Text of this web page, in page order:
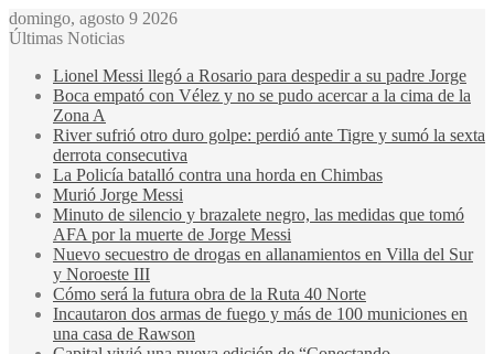
domingo, agosto 9 2026
Últimas Noticias
Lionel Messi llegó a Rosario para despedir a su padre Jorge
Boca empató con Vélez y no se pudo acercar a la cima de la
Zona A
River sufrió otro duro golpe: perdió ante Tigre y sumó la sexta
derrota consecutiva
La Policía batalló contra una horda en Chimbas
Murió Jorge Messi
Minuto de silencio y brazalete negro, las medidas que tomó
AFA por la muerte de Jorge Messi
Nuevo secuestro de drogas en allanamientos en Villa del Sur
y Noroeste III
Cómo será la futura obra de la Ruta 40 Norte
Incautaron dos armas de fuego y más de 100 municiones en
una casa de Rawson